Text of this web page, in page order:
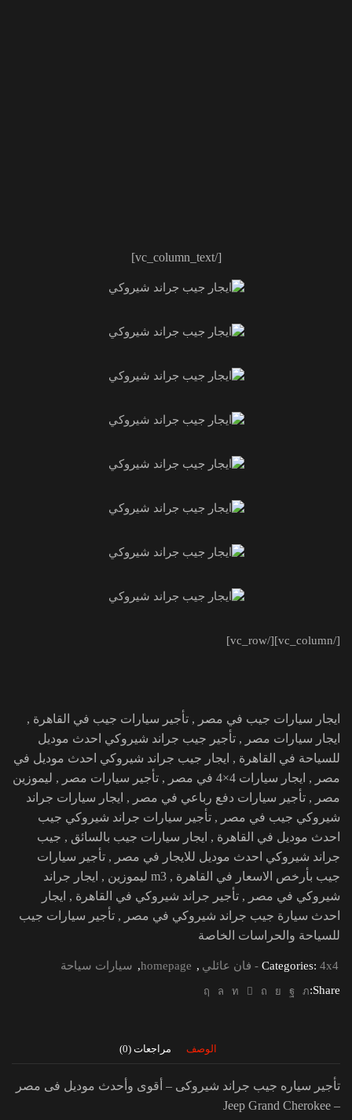
[/vc_column_text]
[/vc_column][/vc_row]
ايجار سيارات جيب في مصر , تأجير سيارات جيب في القاهرة ,
ايجار سيارات مصر , تأجير جيب جراند شيروكي احدث موديل
للسياحة في القاهرة , ايجار جيب جراند شيروكي احدث موديل في
مصر , ايجار سيارات 4×4 في مصر , تأجير سيارات مصر , ليموزين
مصر , تأجير سيارات دفع رباعي في مصر , ايجار سيارات جراند
شيروكي جيب في مصر , تأجير سيارات جراند شيروكي جيب
احدث موديل في القاهرة , ايجار سيارات جيب بالسائق , جيب
جراند شيروكي احدث موديل للايجار في مصر , تأجير سيارات
جيب بأرخص الاسعار في القاهرة , m3 ليموزين , ايجار جراند
شيروكي في مصر , تأجير جراند شيروكي في القاهرة , ايجار
احدث سيارة جيب جراند شيروكي في مصر , تأجير سيارات جيب
للسياحة والحراسات الخاصة
Categories: 4x4 - فان عائلي ,
homepage
, سيارات سياحة
Share:
الوصف مراجعات (0)
تأجير سياره جيب جراند شيروكى – أقوى وأحدث موديل فى مصر
– Jeep Grand Cherokee